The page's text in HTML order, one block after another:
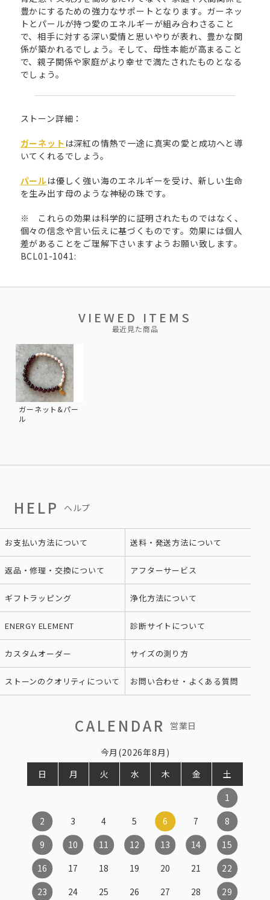
豊かにするための強力なサポートとなります。ガーネッ
トとパールが持つ愛のエネルギーが組み合わさること
で、相手に対する深い愛情と思いやりが表れ、豊かな関
係が築かれるでしょう。そして、母性本能が高まること
で、親子関係や家庭がより幸せで満たされたものとなる
でしょう。
ストーン詳細：
ガーネット は深紅の情熱で一途に真実の愛と成功へと導
いてくれるでしょう。
パールは優しく強い海のエネルギーを受け、新しい生命
を生み出す母のような神秘の珠です。
※ これらの効果は科学的に証明されたものではなく、
個々の信念や言い伝えに基づくものです。効果には個人
差があることをご理解下さいますようお願い致します。
BCL01-1041:
VIEWED ITEMS
最近見た商品
ガーネット&パー
ル
HELP ヘルプ
お支払い方法について 送料・発送方法について
返品・修理・交換について アフターサービス
ギフトラッピング 浄化方法について
ENERGY ELEMENT 診断サイトについて
カスタムオーダー サイズの測り方
ストーンのクオリティについて お問い合わせ・よくある質問
CALENDAR 営業日
今月(2026年8月)
日
月 火 水 木 金
土
1
2
3 4 5 6 7
8
9
10 11 12 13 14
15
16
17 18 19 20 21
22
23
24 25 26 27 28
29